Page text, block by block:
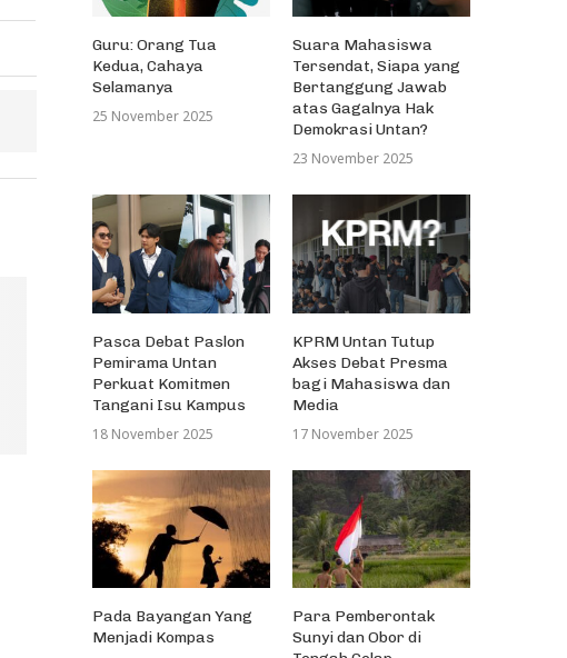
Kunjungan Formadiksi Ke LPI
Ashabul Kahfi (Citizen Reporter)
18 Mei 2019
Mini Launching, Kenalkan
Olahan Mangrove
8 Oktober 2019
Guru: Orang Tua
Kedua, Cahaya
Selamanya
25 November 2025
Suara Mahasiswa
Tersendat, Siapa yang
Bertanggung Jawab
atas Gagalnya Hak
Demokrasi Untan?
23 November 2025
Pasca Debat Paslon
Pemirama Untan
Perkuat Komitmen
Tangani Isu Kampus
18 November 2025
KPRM Untan Tutup
Akses Debat Presma
bagi Mahasiswa dan
Media
17 November 2025
Pada Bayangan Yang
Menjadi Kompas
Para Pemberontak
Sunyi dan Obor di